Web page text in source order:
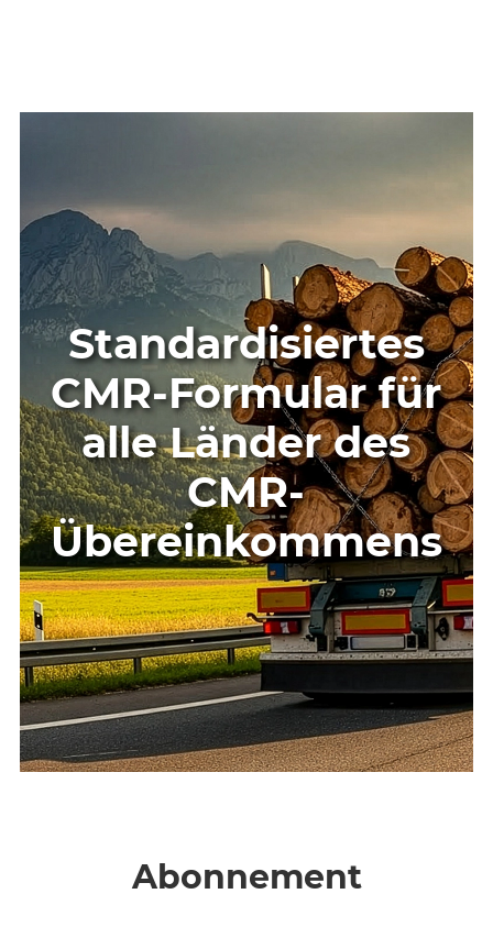
Standardisiertes
CMR-Formular für
alle Länder des
CMR-
Übereinkommens
Abonnement